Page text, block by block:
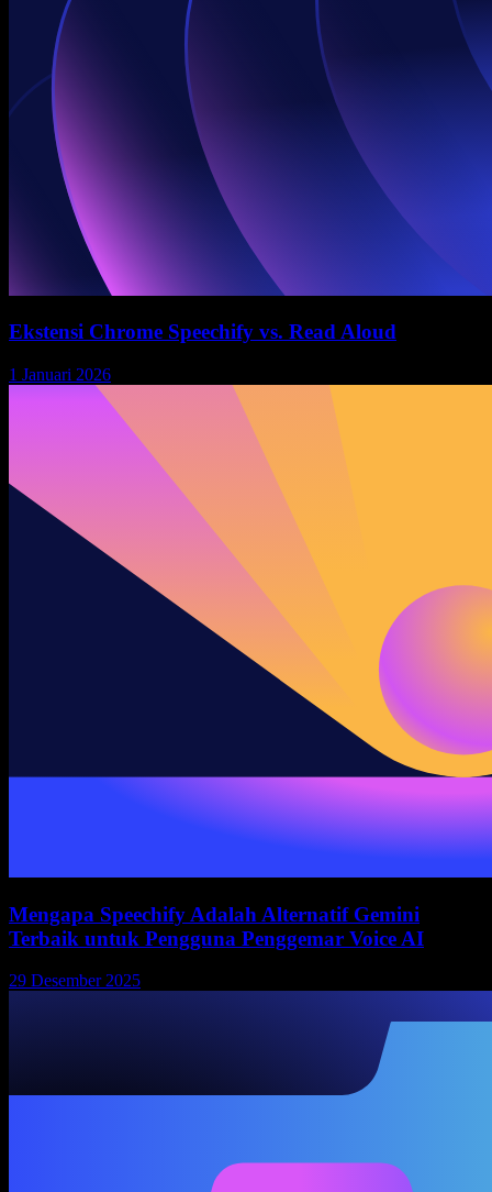
Ekstensi Chrome Speechify vs. Read Aloud
1 Januari 2026
Mengapa Speechify Adalah Alternatif Gemini
Terbaik untuk Pengguna Penggemar Voice AI
29 Desember 2025